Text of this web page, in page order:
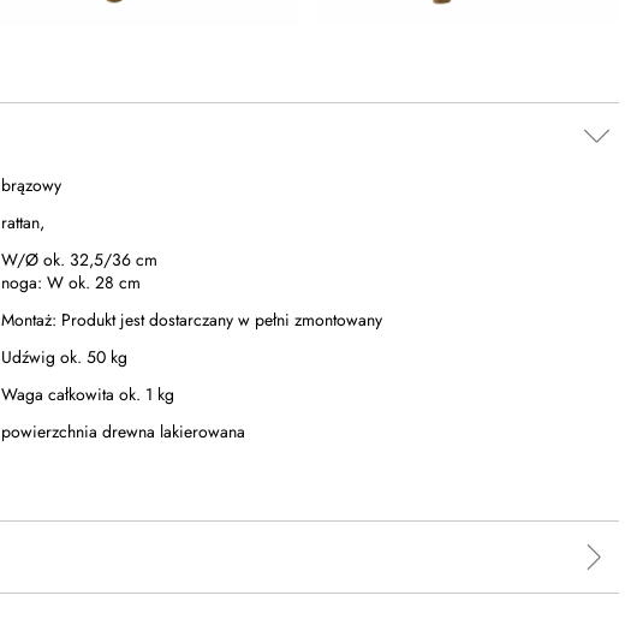
brązowy
rattan,
W/Ø ok. 32,5/36 cm
noga: W ok. 28 cm
Montaż: Produkt jest dostarczany w pełni zmontowany
Udźwig ok. 50 kg
Waga całkowita ok. 1 kg
powierzchnia drewna lakierowana